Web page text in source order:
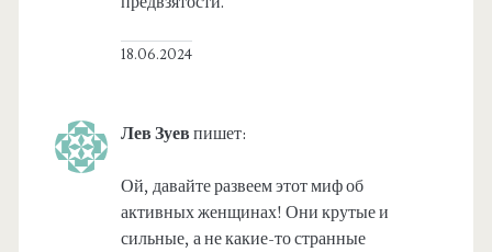
18.06.2024
Лев Зуев пишет:
Ой, давайте развеем этот миф об
активных женщинах! Они крутые и
сильные, а не какие-то странные